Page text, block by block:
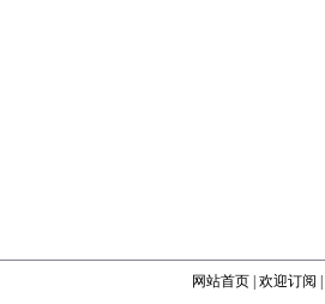
网站首页| 欢迎订阅